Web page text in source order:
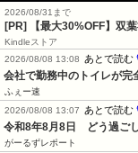
2026/08/31まで
[PR] 【最大30%OFF】双
Kindleストア
2026/08/08 13:08
あとで読む
会社で勤務中のトイレが完
ふぇー速
2026/08/08 13:07
あとで読む
令和8年8月8日　どう過ご
がーるずレポート